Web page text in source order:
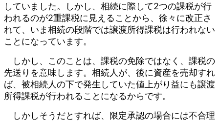
していました。しかし、相続に際して2つの課税が行
われるのが2重課税に見えることから、徐々に改正さ
れて、いま相続の段階では譲渡所得課税は行われない
ことになっています。
しかし、このことは、課税の免除ではなく、課税の
先送りを意味します。相続人が、後に資産を売却すれ
ば、被相続人の下で発生していた値上がり益にも譲渡
所得課税が行われることになるからです。
しかしそうだとすれば、限定承認の場合には不合理